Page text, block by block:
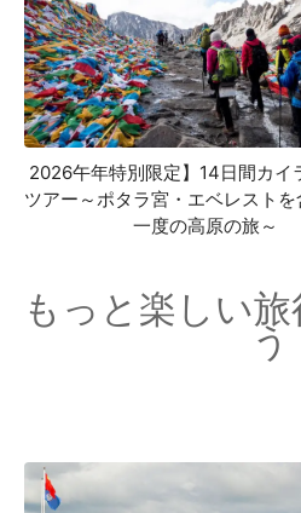
2026午年特別限定】14日間カイ
ツアー～ポタラ宮・エベレスト
一度の高原の旅～
もっと楽しい
う